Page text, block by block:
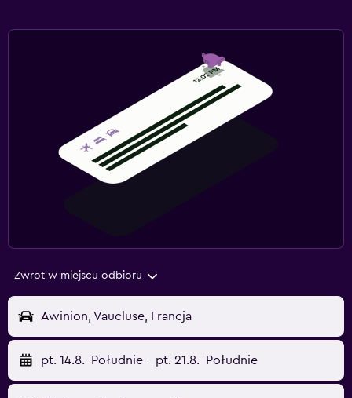
Zwrot w miejscu odbioru
Awinion, Vaucluse, Francja
pt. 14.8. Południe - pt. 21.8. Południe